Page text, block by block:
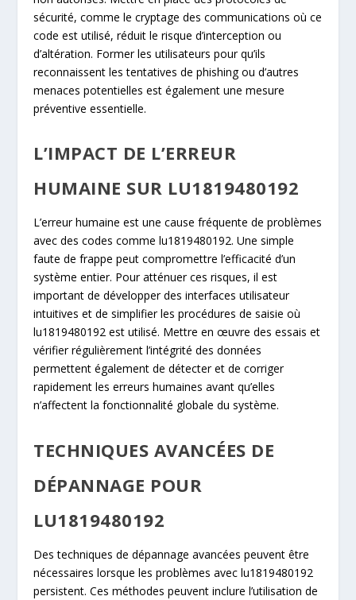
sécurité, comme le cryptage des communications où ce
code est utilisé, réduit le risque d’interception ou
d’altération. Former les utilisateurs pour qu’ils
reconnaissent les tentatives de phishing ou d’autres
menaces potentielles est également une mesure
préventive essentielle.
L’IMPACT DE L’ERREUR
HUMAINE SUR LU1819480192
L’erreur humaine est une cause fréquente de problèmes
avec des codes comme lu1819480192. Une simple
faute de frappe peut compromettre l’efficacité d’un
système entier. Pour atténuer ces risques, il est
important de développer des interfaces utilisateur
intuitives et de simplifier les procédures de saisie où
lu1819480192 est utilisé. Mettre en œuvre des essais et
vérifier régulièrement l’intégrité des données
permettent également de détecter et de corriger
rapidement les erreurs humaines avant qu’elles
n’affectent la fonctionnalité globale du système.
TECHNIQUES AVANCÉES DE
DÉPANNAGE POUR
LU1819480192
Des techniques de dépannage avancées peuvent être
nécessaires lorsque les problèmes avec lu1819480192
persistent. Ces méthodes peuvent inclure l’utilisation de